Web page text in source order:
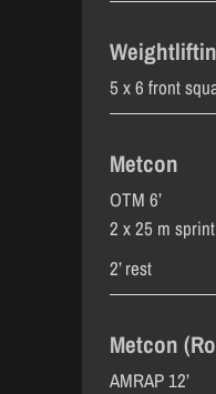
5 x 6 front
Metcon
OTM 6’
2 x 25 m
2’ rest
Metcon
AMRAP 12’